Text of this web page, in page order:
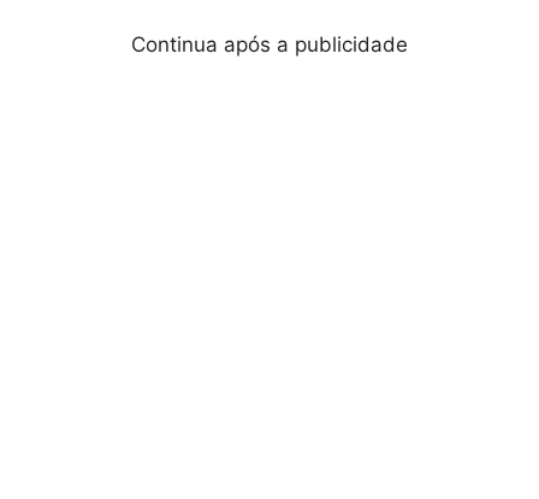
Continua após a publicidade